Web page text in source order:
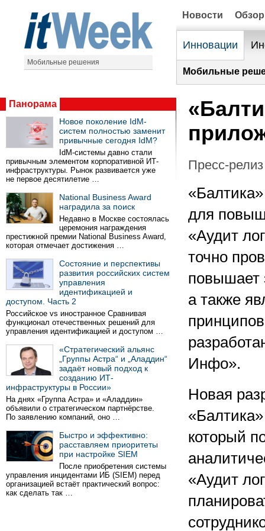
Мобильные решения
Новости
Инновации
Мобильные
Панорама
Новое поколение IdM-
систем полностью заменит
привычные сегодня IdM?
IdM-системы давно стали
привычным элементом корпоративной ИТ-
инфраструктуры. Рынок развивается уже
не первое десятилетие …
National Business Award
наградила за поиск
Недавно в Москве состоялась
церемония награждения
престижной премии National Business Award,
которая отмечает достижения …
Состояние и перспективы
развития российских систем
управления
идентификацией и
доступом. Часть 2
Российское vs иностранное Сравнивая
функционал отечественных решений для
управления идентификацией и доступом …
«Стратегический альянс
„Группы Астра“ и „Аладдин“
задаёт новый подход к
созданию ИТ-
инфраструктуры в России»
На днях «Группа Астра» и «Аладдин»
объявили о стратегическом партнёрстве.
По заявлению компаний, оно …
Быстро и эффективно:
расставляем приоритеты
при настройке SIEM
После приобретения системы
управления инцидентами ИБ (SIEM) перед
организацией встаёт практический вопрос:
как сделать так …
Пресс-
для
«Аудит
точно
повышает
а также
Инфо».
Новая
который
«Аудит